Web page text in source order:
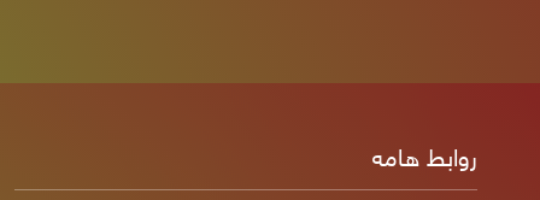
روابط هامه